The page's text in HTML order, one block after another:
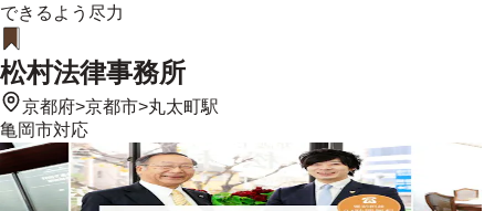
できるよう尽力
松村法律事務所
京都府>京都市>丸太町駅
亀岡市対応